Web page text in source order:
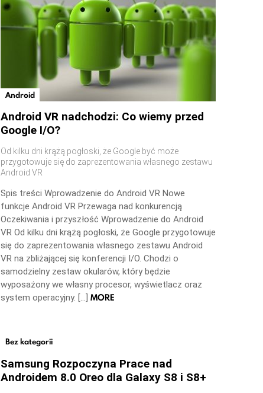
Android
Android VR nadchodzi: Co wiemy przed
Google I/O?
Od kilku dni krążą pogłoski, że Google być może
przygotowuje się do zaprezentowania własnego zestawu
Android VR
Spis treści Wprowadzenie do Android VR Nowe
funkcje Android VR Przewaga nad konkurencją
Oczekiwania i przyszłość Wprowadzenie do Android
VR Od kilku dni krążą pogłoski, że Google przygotowuje
się do zaprezentowania własnego zestawu Android
VR na zbliżającej się konferencji I/O. Chodzi o
samodzielny zestaw okularów, który będzie
wyposażony we własny procesor, wyświetlacz oraz
system operacyjny. […] MORE
Bez kategorii
Samsung Rozpoczyna Prace nad
Androidem 8.0 Oreo dla Galaxy S8 i S8+